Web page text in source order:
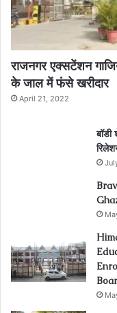
राजनगर एक्सटेंशन
के जाल में फंसे खरीदार
April 21, 2022